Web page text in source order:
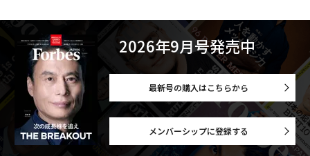
2026年9月号発売中
最新号の購入はこちらから
メンバーシップに登録する